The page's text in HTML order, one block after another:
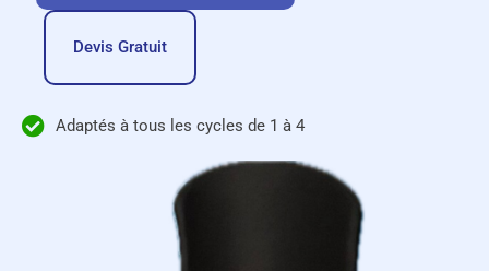
Devis Gratuit
Adaptés à tous les cycles de 1 à 4